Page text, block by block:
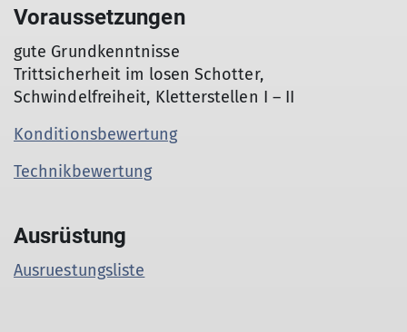
Voraussetzungen
gute Grundkenntnisse
Trittsicherheit im losen Schotter,
Schwindelfreiheit, Kletterstellen I – II
Konditionsbewertung
Technikbewertung
Ausrüstung
Ausruestungsliste